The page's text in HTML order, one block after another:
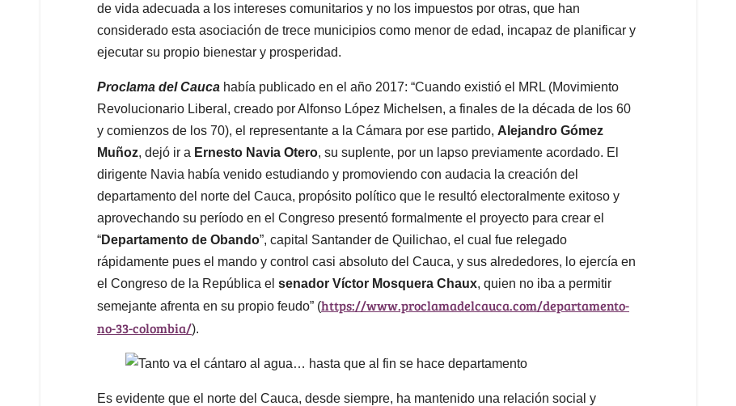
de vida adecuada a los intereses comunitarios y no los impuestos por otras, que han
considerado esta asociación de trece municipios como menor de edad, incapaz de planificar y
ejecutar su propio bienestar y prosperidad.
Proclama del Cauca había publicado en el año 2017: “Cuando existió el MRL (Movimiento
Revolucionario Liberal, creado por Alfonso López Michelsen, a finales de la década de los 60
y comienzos de los 70), el representante a la Cámara por ese partido, Alejandro Gómez
Muñoz, dejó ir a Ernesto Navia Otero, su suplente, por un lapso previamente acordado. El
dirigente Navia había venido estudiando y promoviendo con audacia la creación del
departamento del norte del Cauca, propósito político que le resultó electoralmente exitoso y
aprovechando su período en el Congreso presentó formalmente el proyecto para crear el
“Departamento de Obando”, capital Santander de Quilichao, el cual fue relegado
rápidamente pues el mando y control casi absoluto del Cauca, y sus alrededores, lo ejercía en
el Congreso de la República el senador Víctor Mosquera Chaux, quien no iba a permitir
semejante afrenta en su propio feudo” (https://www.proclamadelcauca.com/departamento-
no-33-colombia/).
Es evidente que el norte del Cauca, desde siempre, ha mantenido una relación social y